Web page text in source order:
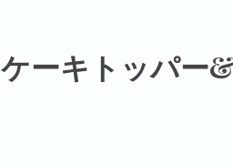
ケーキトッパー